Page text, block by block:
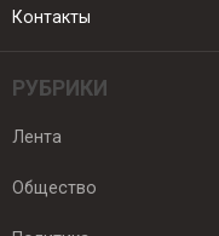
Контакты
РУБРИКИ
Лента
Общество